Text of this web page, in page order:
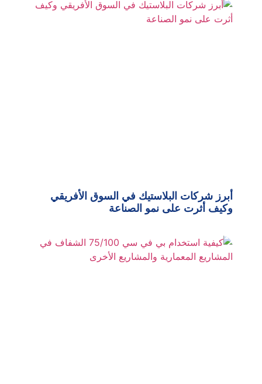
أبرز شركات البلاستيك في السوق الأفريقي
وكيف أثرت على نمو الصناعة